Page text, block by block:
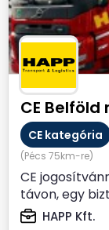
CE
CE kategória
(Pécs 75km-re)
CE
távon, egy
dolgoznál?
HAPP Kft.